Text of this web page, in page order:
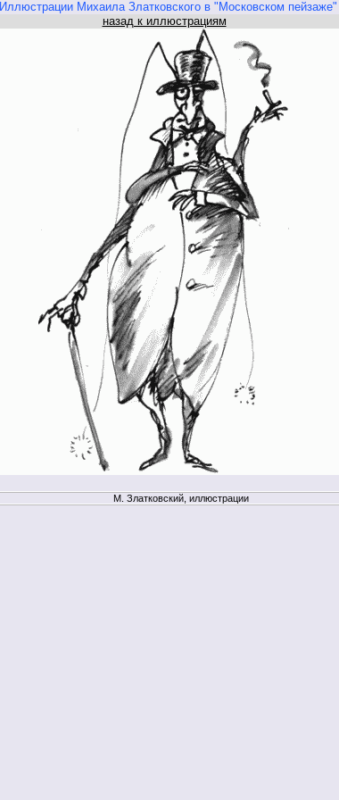
Иллюстрации Михаила Златковского в "Московском пейзаже"
назад к иллюстрациям
М. Златковский, иллюстрации